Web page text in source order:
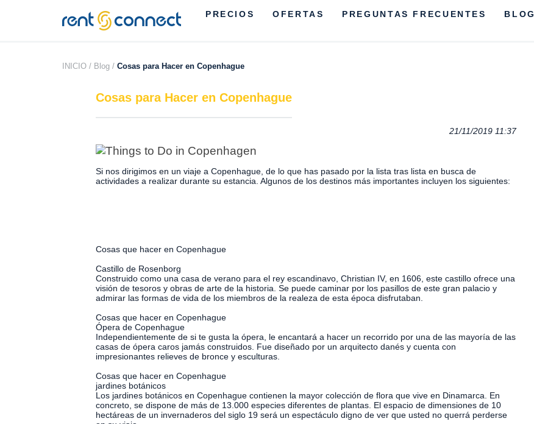
RENT'N
CONNECT
PRECIOS OFERTAS PREGUNTAS FRECUENTES BLOG
INICIO / Blog / Cosas para Hacer en Copenhague
Cosas para Hacer en Copenhague
21/11/2019 11:37
Si nos dirigimos en un viaje a Copenhague, de lo que has pasado por la lista tras lista en busca de
actividades a realizar durante su estancia. Algunos de los destinos más importantes incluyen los siguientes:
Cosas que hacer en Copenhague
Castillo de Rosenborg
Construido como una casa de verano para el rey escandinavo, Christian IV, en 1606, este castillo ofrece una
visión de tesoros y obras de arte de la historia. Se puede caminar por los pasillos de este gran palacio y
admirar las formas de vida de los miembros de la realeza de esta época disfrutaban.
Cosas que hacer en Copenhague
Ópera de Copenhague
Independientemente de si te gusta la ópera, le encantará a hacer un recorrido por una de las mayoría de las
casas de ópera caros jamás construidos. Fue diseñado por un arquitecto danés y cuenta con
impresionantes relieves de bronce y esculturas.
Cosas que hacer en Copenhague
jardines botánicos
Los jardines botánicos en Copenhague contienen la mayor colección de flora que vive en Dinamarca. En
concreto, se dispone de más de 13.000 especies diferentes de plantas. El espacio de dimensiones de 10
hectáreas de un invernaderos del siglo 19 será un espectáculo digno de ver que usted no querrá perderse